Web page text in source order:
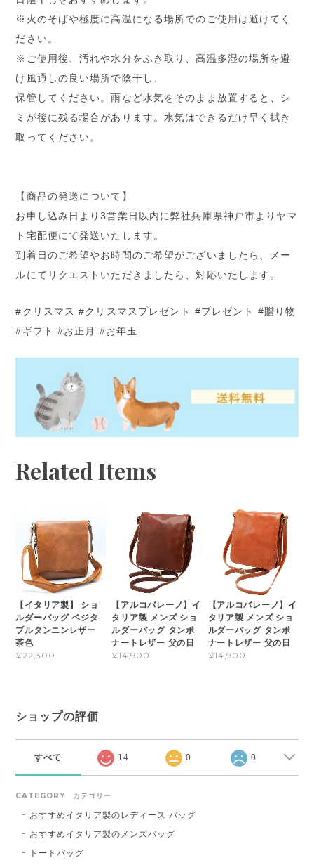
※火のそばや極度に高温になる場所でのご使用は避けてく
ださい。
※ご使用後、汚れや水分をふき取り、高温多湿の場所を避
け風通しの良い場所で陰干し、
保管してください。雨など水気をそのまま放置すると、シ
ミが後に残る場合があります。水気はできるだけ早く拭き
取ってください。
【商品の発送について】
お申し込み日より3営業日以内に弊社兵庫県神戸市よりヤマ
ト宅配便にて発送いたします。
到着日のご希望やお時間のご希望がございましたら、メー
ルにてリクエストいただきましたら、対応いたします。
#クリスマス #クリスマスプレゼント #プレゼント #贈り物
#ギフト #お正月 #お年玉
Related Items
【イタリア製】 ショ
ルダーバッグ ベジタ
ブルタンニンレザー
茶色
¥22,300
【アルコバレーノ】イ
タリア製 メンズ ショ
ルダーバッグ タンポ
ナートレザー 父の日
¥14,900
【アルコバレーノ】イ
タリア製 メンズ ショ
ルダーバッグ タンポ
ナートレザー 父の日
¥14,900
ショップの評価
すべて 14 0 0
CATEGORY カテゴリー
おすすめイタリア製のレディース バッグ
おすすめイタリア製のメンズバッグ
トートバッグ